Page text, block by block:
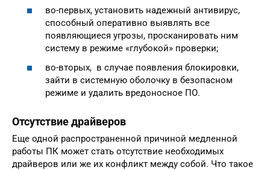
во-первых, установить надежный антивирус,
способный оперативно выявлять все
появляющиеся угрозы, просканировать ним
систему в режиме «глубокой» проверки;
во-вторых, в случае появления блокировки,
зайти в системную оболочку в безопасном
режиме и удалить вредоносное ПО.
Отсутствие драйверов
Еще одной распространенной причиной медленной
работы ПК может стать отсутствие необходимых
драйверов или же их конфликт между собой. Что такое